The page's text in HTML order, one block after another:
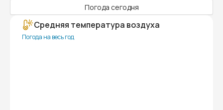
Погода сегодня
Средняя температура воздуха
Погода на весь год